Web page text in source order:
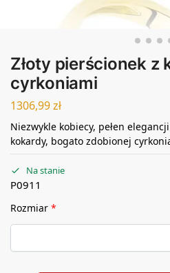
Złoty pierścionek z
cyrkoniami
1306,99zł
Niezwykle kobiecy, pełen
kokardy, bogato zdobionej
Na stanie
P0911
Rozmiar *